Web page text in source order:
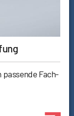
passende Fach-